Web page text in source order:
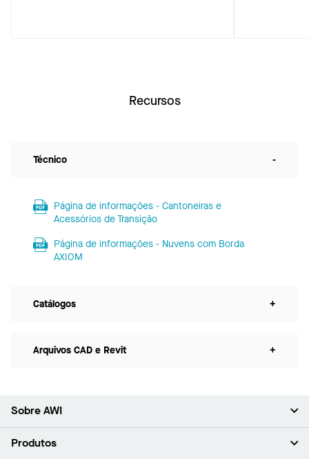
Recursos
Técnico -
Página de informações - Cantoneiras e
Acessórios de Transição
Página de informações - Nuvens com Borda
AXIOM
Catálogos +
Arquivos CAD e Revit +
Sobre AWI
Sobre nós (em inglês)
Produtos